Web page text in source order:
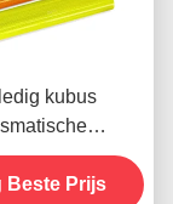
kubus
folie met 10
Beste Prijs